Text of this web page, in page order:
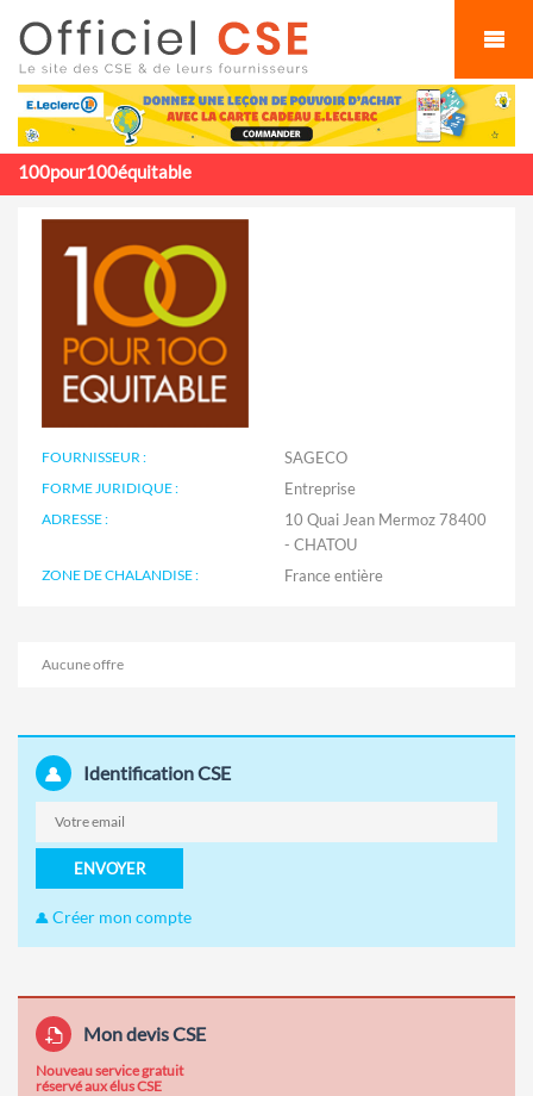
100pour100équitable
FOURNISSEUR : SAGECO
FORME JURIDIQUE : Entreprise
ADRESSE :
10 Quai Jean Mermoz 78400
- CHATOU
ZONE DE CHALANDISE :
Aucune offre
Identification CSE
ENVOYER
Créer mon compte
Mon devis CSE
Nouveau service gratuit
réservé aux élus CSE